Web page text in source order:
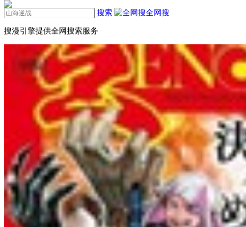
搜索 全网搜
搜漫引擎提供全网搜索服务